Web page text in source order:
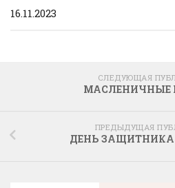
16.11.2023
СЛЕДУЮЩАЯ
МАСЛЕНИЧНЫЕ
ПРЕДЫДУЩАЯ
ДЕНЬ ЗАЩИТНИКА